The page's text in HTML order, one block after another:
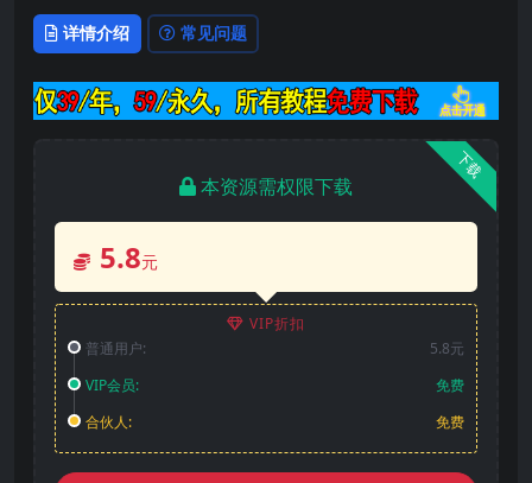
详情介绍 常见问题
下载
本资源需权限下载
5.8元
VIP折扣
普通用户:
5.8元
VIP会员:
免费
合伙人:
免费